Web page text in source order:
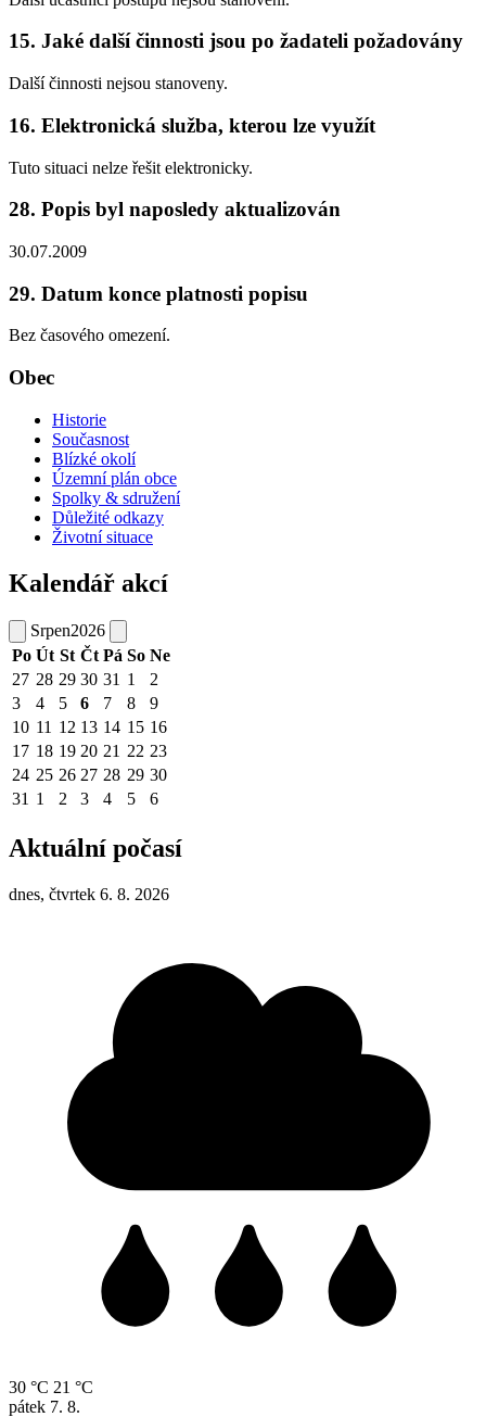
15. Jaké další činnosti jsou po žadateli požadovány
Další činnosti nejsou stanoveny.
16. Elektronická služba, kterou lze využít
Tuto situaci nelze řešit elektronicky.
28. Popis byl naposledy aktualizován
30.07.2009
29. Datum konce platnosti popisu
Bez časového omezení.
Obec
Historie
Současnost
Blízké okolí
Územní plán obce
Spolky & sdružení
Důležité odkazy
Životní situace
Kalendář akcí
Srpen2026
Po Út St Čt Pá So Ne
27 28 29 30 31 1
2
3
4 5 6 7 8
9
10 11 12 13 14 15 16
17 18 19 20 21 22 23
24 25 26 27 28 29 30
31 1 2 3 4 5 6
Aktuální počasí
dnes, čtvrtek 6. 8. 2026
30 °C 21 °C
pátek 7. 8.